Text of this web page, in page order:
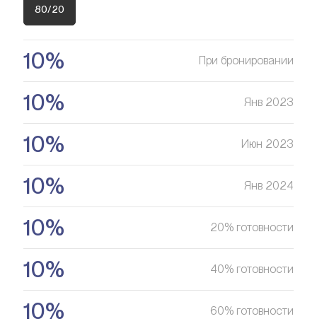
Мы поможем вам приобрести актив, который растёт в
80/20
10% При бронировании
10% Янв 2023
10% Июн 2023
10% Янв 2024
10% 20% готовности
10% 40% готовности
10% 60% готовности